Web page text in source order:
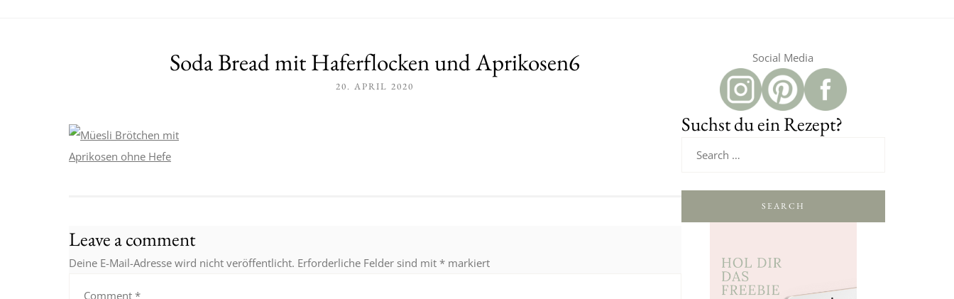
Soda Bread mit Haferflocken und Aprikosen6
20. APRIL 2020
Leave a comment
Deine E-Mail-Adresse wird nicht veröffentlicht. Erforderliche Felder sind mit * markiert
Social Media
Suchst du ein Rezept?
SEARCH